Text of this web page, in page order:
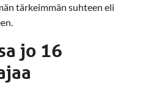
tärkeimmän suhteen eli
jo 16